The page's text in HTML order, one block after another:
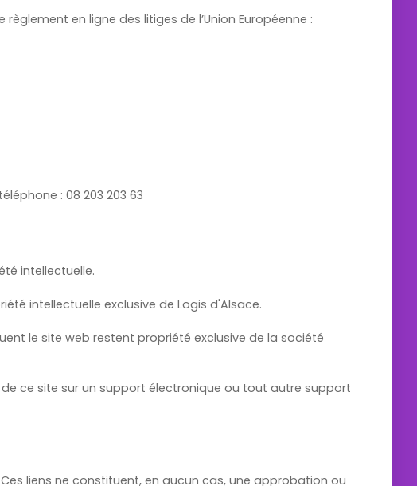
en ligne des litiges de l’Union Européenne :
: 08 203 203 63
intellectuelle.
intellectuelle exclusive de Logis d'Alsace.
le site web restent propriété exclusive de la société
ce site sur un support électronique ou tout autre support
liens ne constituent, en aucun cas, une approbation ou